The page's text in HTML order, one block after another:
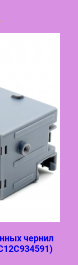
чернил